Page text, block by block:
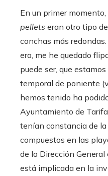
En un primer
pellets eran otro tipo
conchas más
era, me he quedado
puede ser, que
temporal de poniente
hemos tenido ha
Ayuntamiento de
tenían constancia de
compuestos en las
de la Dirección
está implicada en la